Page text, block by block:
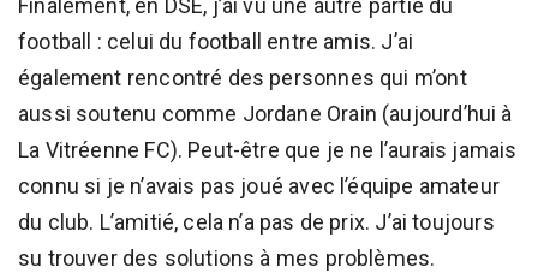
Finalement, en DSE, j’ai vu une autre partie du
football : celui du football entre amis. J’ai
également rencontré des personnes qui m’ont
aussi soutenu comme Jordane Orain (aujourd’hui à
La Vitréenne FC). Peut-être que je ne l’aurais jamais
connu si je n’avais pas joué avec l’équipe amateur
du club. L’amitié, cela n’a pas de prix. J’ai toujours
su trouver des solutions à mes problèmes.